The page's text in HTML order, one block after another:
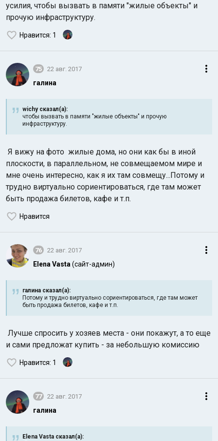
усилия, чтобы вызвать в памяти "жилые объекты" и
прочую инфраструктуру.
Нравится: 1
75 22 авг. 2017
галина
wichy сказал(а):
чтобы вызвать в памяти "жилые объекты" и прочую
инфраструктуру.
Я вижу на фото жилые дома, но они как бы в иной
плоскости, в параллельном, не совмещаемом мире и
мне очень интересно, как я их там совмещу...Потому и
трудно виртуально сориентироваться, где там может
быть продажа билетов, кафе и т.п.
Нравится
76 22 авг. 2017
Elena Vasta (сайт-админ)
галина сказал(а):
Потому и трудно виртуально сориентироваться, где там может
быть продажа билетов, кафе и т.п.
Лучше спросить у хозяев места - они покажут, а то еще
и сами предложат купить - за небольшую комиссию
Нравится: 1
77 22 авг. 2017
галина
Elena Vasta сказал(а):